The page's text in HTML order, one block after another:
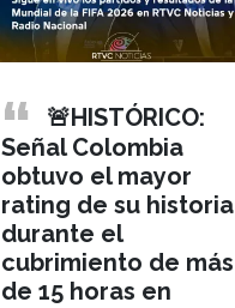
🚨HISTÓRICO:
Señal Colombia
obtuvo el mayor
rating de su historia
durante el
cubrimiento de más
de 15 horas en